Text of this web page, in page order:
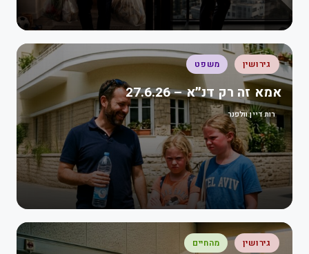
גירושין משפט
אמא זה רק דנ״א – 27.6.26
רות דיין וולפנר
גירושין מהחיים